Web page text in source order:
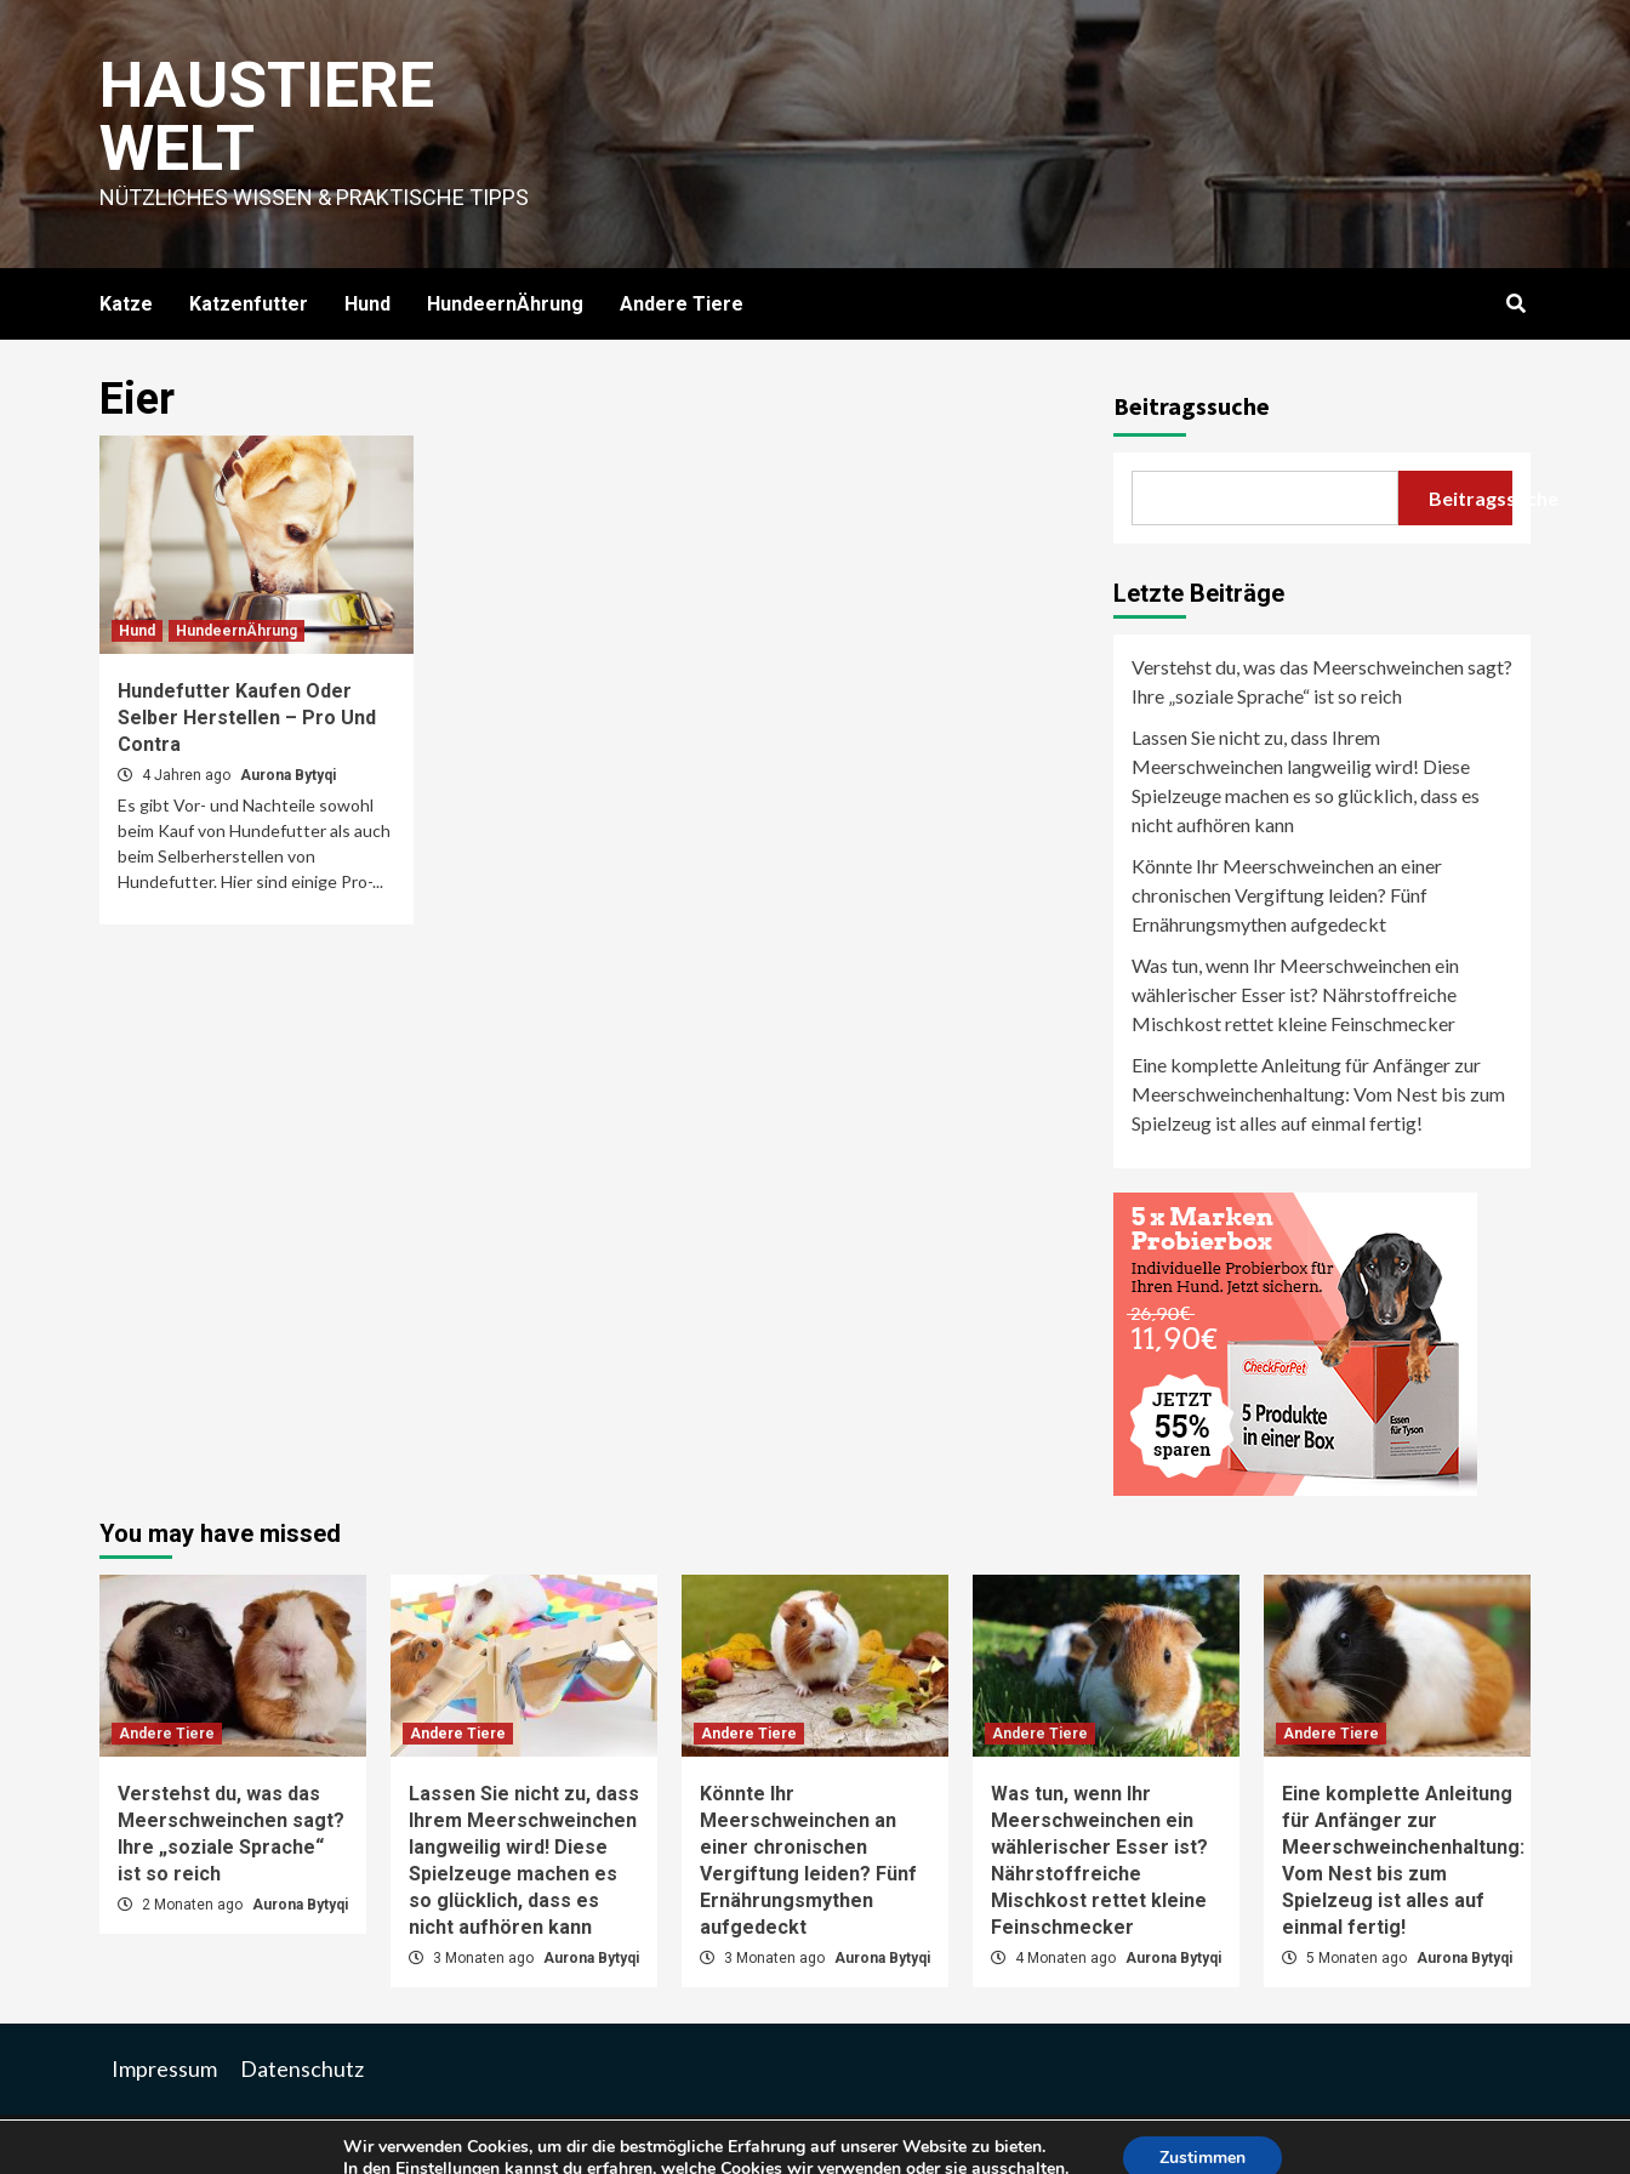
content
HAUSTIERE
WELT
NÜTZLICHES WISSEN & PRAKTISCHE TIPPS
Katze Katzenfutter Hund HundeernÄhrung Andere Tiere
Eier
Hund HundeernÄhrung
Hundefutter Kaufen Oder
Selber Herstellen – Pro Und
Contra
4 Jahren ago Aurona Bytyqi
Es gibt Vor- und Nachteile sowohl
beim Kauf von Hundefutter als auch
beim Selberherstellen von
Hundefutter. Hier sind einige Pro-...
Beitragssuche
Beitragssuche
Letzte Beiträge
Verstehst du, was das Meerschweinchen sagt?
Ihre „soziale Sprache“ ist so reich
Lassen Sie nicht zu, dass Ihrem
Meerschweinchen langweilig wird! Diese
Spielzeuge machen es so glücklich, dass es
nicht aufhören kann
Könnte Ihr Meerschweinchen an einer
chronischen Vergiftung leiden? Fünf
Ernährungsmythen aufgedeckt
Was tun, wenn Ihr Meerschweinchen ein
wählerischer Esser ist? Nährstoffreiche
Mischkost rettet kleine Feinschmecker
Eine komplette Anleitung für Anfänger zur
Meerschweinchenhaltung: Vom Nest bis zum
Spielzeug ist alles auf einmal fertig!
You may have missed
Andere Tiere
Verstehst du, was das
Meerschweinchen sagt?
Ihre „soziale Sprache“
ist so reich
2 Monaten ago Aurona Bytyqi
Andere Tiere
Lassen Sie nicht zu, dass
Ihrem Meerschweinchen
langweilig wird! Diese
Spielzeuge machen es
so glücklich, dass es
nicht aufhören kann
3 Monaten ago Aurona Bytyqi
Andere Tiere
Könnte Ihr
Meerschweinchen an
einer chronischen
Vergiftung leiden? Fünf
Ernährungsmythen
aufgedeckt
3 Monaten ago Aurona Bytyqi
Andere Tiere
Was tun, wenn Ihr
Meerschweinchen ein
wählerischer Esser ist?
Nährstoffreiche
Mischkost rettet kleine
Feinschmecker
4 Monaten ago Aurona Bytyqi
Andere Tiere
Eine komplette Anleitung
für Anfänger zur
Meerschweinchenhaltung:
Vom Nest bis zum
Spielzeug ist alles auf
einmal fertig!
5 Monaten ago Aurona Bytyqi
Impressum Datenschutz
Copyright © 2025 Haustiere Welt.|CoverNewsby AF themes.
Wir verwenden Cookies, um dir die bestmögliche Erfahrung auf unserer Website zu bieten.
In den Einstellungen kannst du erfahren, welche Cookies wir verwenden oder sie ausschalten. Zustimmen